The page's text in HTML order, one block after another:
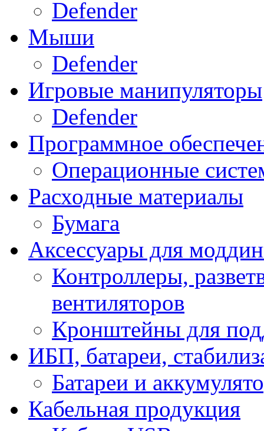
Defender
Мыши
Defender
Игровые манипуляторы
Defender
Программное
Операционные
Расходные материалы
Бумага
Аксессуары для
Контроллеры,
вентиляторов
Кронштейны для
ИБП, батареи,
Батареи и
Кабельная продукция